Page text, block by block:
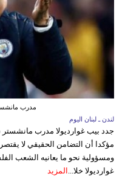
مدرب
لندن ـ لبنان اليوم
جدد بيب غوارديولا مدرب مانشستر
مؤكدا أن التضامن الحقيقي لا
ومسؤولية نحو ما يعانيه الشعب
غوارديولا خلا...
المزيد